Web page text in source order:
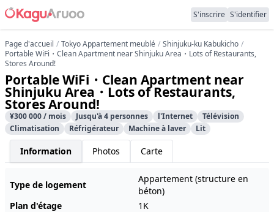
S'inscrire S'identifier
Page d'accueil Tokyo Appartement meublé
Shinjuku-ku Kabukicho
Portable WiFi・Clean Apartment near Shinjuku Area・Lots of Restaurants,
Stores Around!
Portable WiFi・Clean Apartment near
Shinjuku Area・Lots of Restaurants,
Stores Around!
¥300 000 / mois Jusqu'à 4 personnes l'Internet
Télévision
Climatisation
Réfrigérateur Machine à laver Lit
Information Photos Carte
Type de logement
Appartement (structure en
béton)
Plan d'étage
1K